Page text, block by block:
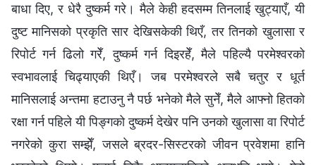
बाधा दिए, र धेरै दुष्कर्म गरे। मैले केही हदसम्म तिनलाई खुट्याएँ, यी
दुष्ट मानिसको प्रकृति सार देखिसकेकी थिएँ, तर तिनको खुलासा र
रिपोर्ट गर्न ढिलो गरेँ, दुष्कर्म गर्न दिइरहेँ, मैले पहिल्यै परमेश्‍वरको
स्वभावलाई चिढ्याएकी थिएँ। जब परमेश्‍वरले सबै चतुर र धूर्त
मानिसलाई अन्तमा हटाउनु नै पर्छ भनेको मैले सुनेँ, मैले आफ्नो हितको
रक्षा गर्न पहिले यी पिङ्गको दुष्कर्म देखेर पनि उनको खुलासा वा रिपोर्ट
नगरेको कुरा सम्झेँ, जसले ब्रदर-सिस्टरको जीवन प्रवेशमा हानि